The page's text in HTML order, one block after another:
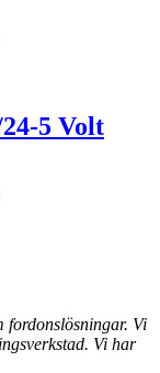
5 Volt
Vi
Vi har